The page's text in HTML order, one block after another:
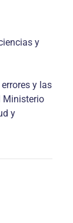
y
y las
Ministerio
y